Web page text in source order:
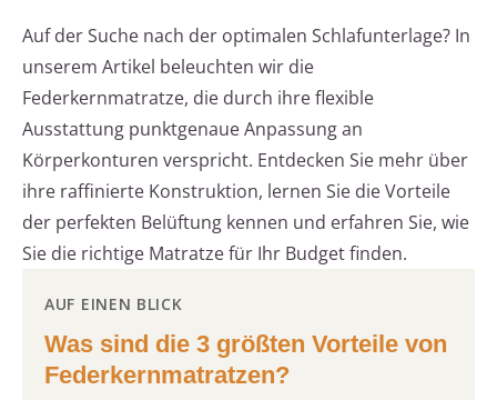
Auf der Suche nach der optimalen Schlafunterlage? In
unserem Artikel beleuchten wir die
Federkernmatratze, die durch ihre flexible
Ausstattung punktgenaue Anpassung an
Körperkonturen verspricht. Entdecken Sie mehr über
ihre raffinierte Konstruktion, lernen Sie die Vorteile
der perfekten Belüftung kennen und erfahren Sie, wie
Sie die richtige Matratze für Ihr Budget finden.
AUF EINEN BLICK
Was sind die 3 größten Vorteile von
Federkernmatratzen?